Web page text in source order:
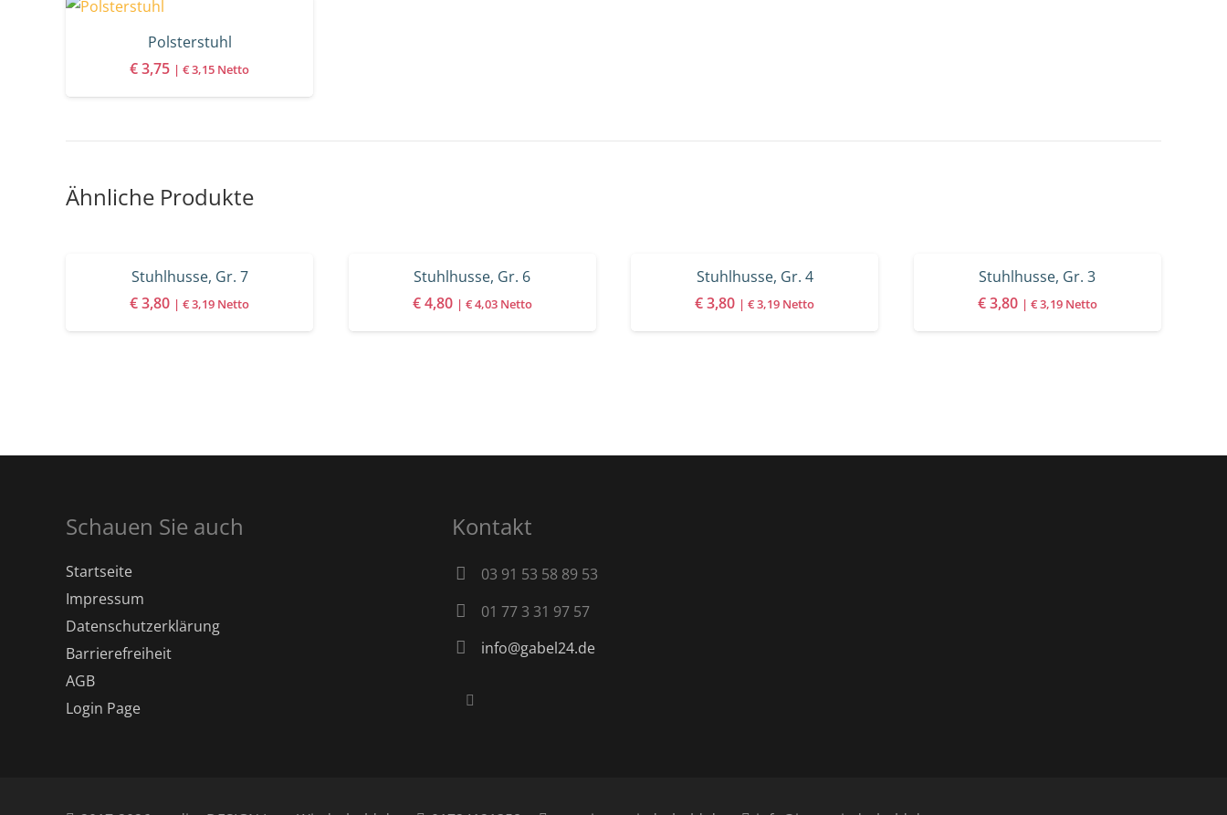
Polsterstuhl
€3,75 |€3,15 Netto
Ähnliche Produkte
Stuhlhusse, Gr. 7
€3,80 |€3,19 Netto
Stuhlhusse, Gr. 6
€4,80 | €4,03Netto
Stuhlhusse, Gr. 4
€3,80 |€3,19 Netto
Stuhlhusse, Gr. 3
€3,80 | €3,19Netto
Schauen Sie auch
Startseite
Impressum
Datenschutz­erklärung
Barrierefreiheit
AGB
Login Page
Kontakt
03 91 53 58 89 53
01 77 3 31 97 57
info@gabel24.de